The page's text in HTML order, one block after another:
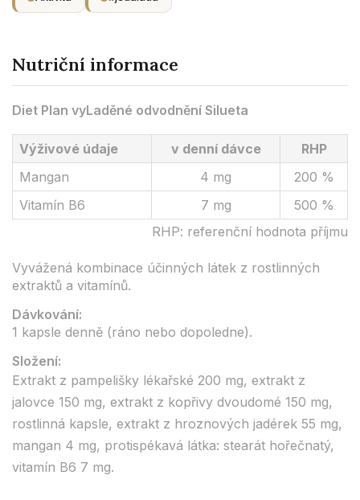
Nutriční informace
Diet Plan vyLaděné odvodnění Silueta
Výživové údaje v denní dávce
RHP
Mangan
4 mg
200 %
Vitamín B6
7 mg
500 %
RHP: referenční hodnota příjmu
Vyvážená kombinace účinných látek z rostlinných
extraktů a vitamínů.
Dávkování:
1 kapsle denně (ráno nebo dopoledne).
Složení:
Extrakt z pampelišky lékařské 200 mg, extrakt z
jalovce 150 mg, extrakt z kopřivy dvoudomé 150 mg,
rostlinná kapsle, extrakt z hroznových jadérek 55 mg,
mangan 4 mg, protispékavá látka: stearát hořečnatý,
vitamín B6 7 mg.